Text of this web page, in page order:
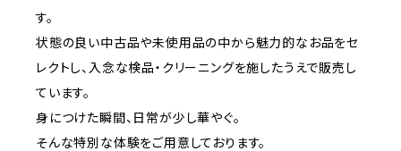
す。
状態の良い中古品や未使用品の中から魅力的なお品をセ
レクトし、入念な検品・クリーニングを施したうえで販売し
ています。
身につけた瞬間、日常が少し華やぐ。
そんな特別な体験をご用意しております。